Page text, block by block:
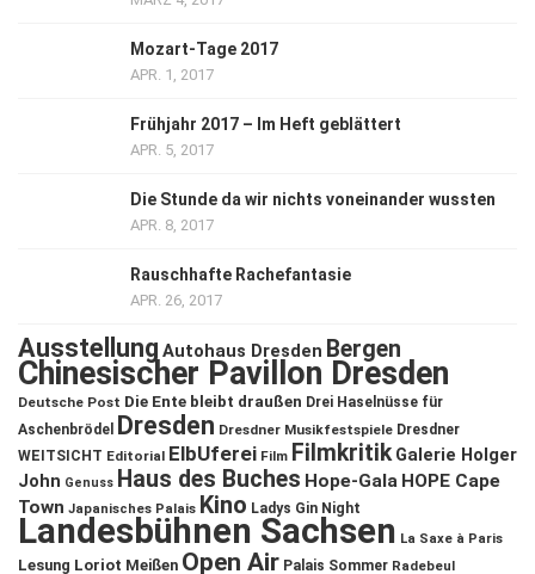
Mozart-Tage 2017
APR. 1, 2017
Frühjahr 2017 – Im Heft geblättert
APR. 5, 2017
Die Stunde da wir nichts voneinander wussten
APR. 8, 2017
Rauschhafte Rachefantasie
APR. 26, 2017
Ausstellung Autohaus Dresden Bergen
Chinesischer Pavillon Dresden
Deutsche Post Die Ente bleibt draußen Drei Haselnüsse für
Aschenbrödel
Dresden Dresdner Musikfestspiele Dresdner
WEITSICHT Editorial ElbUferei Film Filmkritik Galerie Holger
John Genuss Haus des Buches Hope-Gala HOPE Cape
Town Japanisches Palais Kino Ladys Gin Night
Landesbühnen Sachsen La Saxe à Paris
Lesung Loriot Meißen Open Air Palais Sommer Radebeul